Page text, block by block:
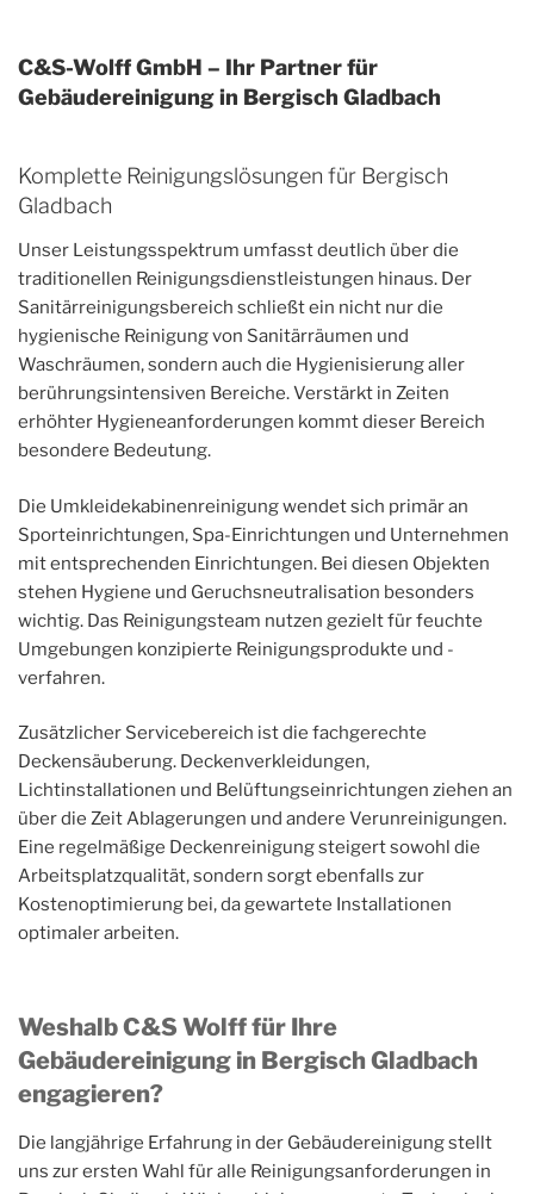
C&S-Wolff GmbH – Ihr Partner für
Gebäudereinigung in Bergisch Gladbach
Komplette Reinigungslösungen für Bergisch
Gladbach
Unser Leistungsspektrum umfasst deutlich über die
traditionellen Reinigungsdienstleistungen hinaus. Der
Sanitärreinigungsbereich schließt ein nicht nur die
hygienische Reinigung von Sanitärräumen und
Waschräumen, sondern auch die Hygienisierung aller
berührungsintensiven Bereiche. Verstärkt in Zeiten
erhöhter Hygieneanforderungen kommt dieser Bereich
besondere Bedeutung.
Die Umkleidekabinenreinigung wendet sich primär an
Sporteinrichtungen, Spa-Einrichtungen und Unternehmen
mit entsprechenden Einrichtungen. Bei diesen Objekten
stehen Hygiene und Geruchsneutralisation besonders
wichtig. Das Reinigungsteam nutzen gezielt für feuchte
Umgebungen konzipierte Reinigungsprodukte und -
verfahren.
Zusätzlicher Servicebereich ist die fachgerechte
Deckensäuberung. Deckenverkleidungen,
Lichtinstallationen und Belüftungseinrichtungen ziehen an
über die Zeit Ablagerungen und andere Verunreinigungen.
Eine regelmäßige Deckenreinigung steigert sowohl die
Arbeitsplatzqualität, sondern sorgt ebenfalls zur
Kostenoptimierung bei, da gewartete Installationen
optimaler arbeiten.
Weshalb C&S Wolff für Ihre
Gebäudereinigung in Bergisch Gladbach
engagieren?
Die langjährige Erfahrung in der Gebäudereinigung stellt
uns zur ersten Wahl für alle Reinigungsanforderungen in